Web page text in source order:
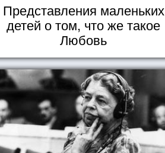
Представления маленьких
детей о том, что же такое
Любовь